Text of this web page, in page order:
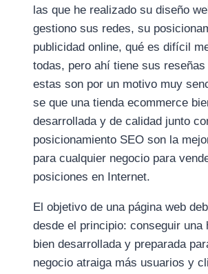
las que he realizado su diseño
gestiono sus redes, su
publicidad online, qué es difícil
todas, pero ahí tiene sus
estas son por un motivo muy
se que una tienda ecommerce
desarrollada y de calidad junto
posicionamiento SEO son la
para cualquier negocio para
posiciones en Internet.
El objetivo de una página web
desde el principio: conseguir una
bien desarrollada y preparada
negocio atraiga más usuarios y